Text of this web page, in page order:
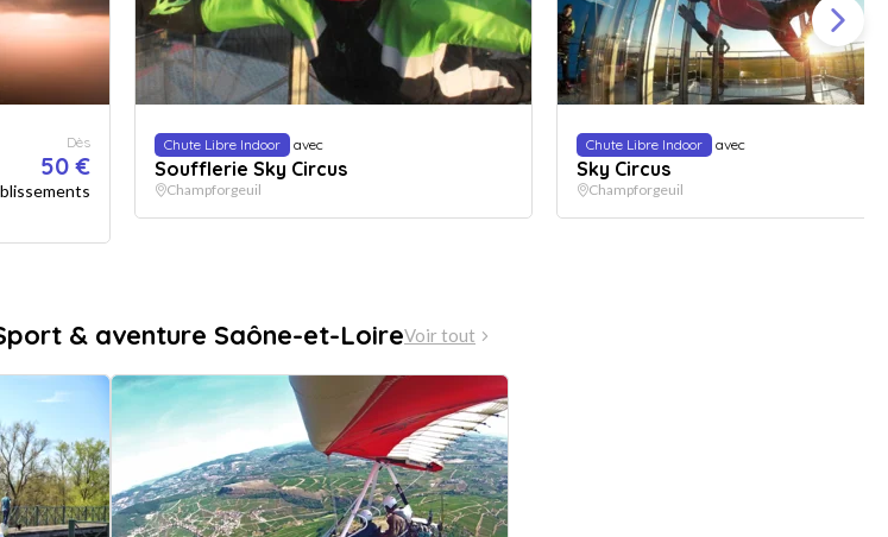
Dès
50 €
Chute Libre Indoor avec
Soufflerie Sky Circus
Champforgeuil
Chute Libre Indoor avec
Sky Circus
Champforgeuil
& aventure Saône-et-LoireVoir tout